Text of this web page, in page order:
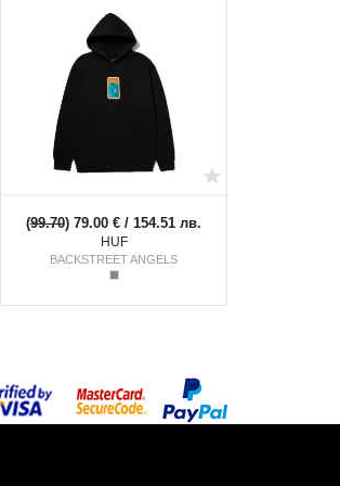
(99.70) 79.00 € / 154.51 лв.
HUF
BACKSTREET ANGELS